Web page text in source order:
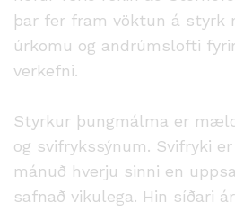
þar fer fram vöktun á styrk
úrkomu og andrúmslofti
verkefni.
Styrkur þungmálma er
og svifrykssýnum. Svifryki
mánuð hverju sinni en
safnað vikulega. Hin síðari